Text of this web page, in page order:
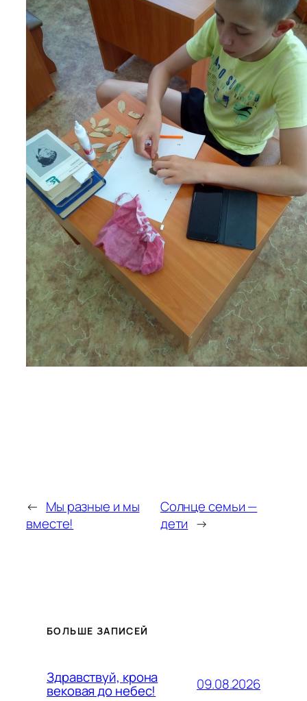
← Мы разные и мы
вместе!
Солнце семьи —
дети →
БОЛЬШЕ ЗАПИСЕЙ
Здравствуй, крона
вековая до небес! 09.08.2026